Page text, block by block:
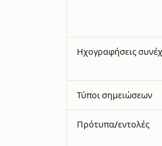
Ηχογραφήσεις
Τύποι σημειώσεων
Πρότυπα/εντολές